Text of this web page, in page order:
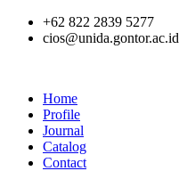
Skip
+62 822 2839 5277
cios@unida.gontor.ac.id
Home
Profile
Journal
Catalog
Contact